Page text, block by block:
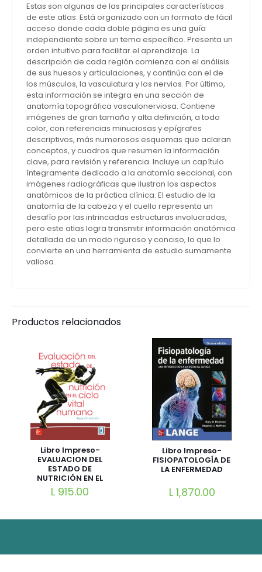
Estas son algunas de las principales características
de este atlas: Está organizado con un formato de fácil
acceso donde cada doble página es una guía
independiente sobre un tema específico. Presenta un
orden intuitivo para facilitar el aprendizaje. La
descripción de cada región comienza con el análisis
de sus huesos y articulaciones, y continúa con el de
los músculos, la vasculatura y los nervios. Por último,
esta información se integra en una sección de
anatomía topográfica vasculonerviosa. Contiene
imágenes de gran tamaño y alta definición, a todo
color, con referencias minuciosas y epígrafes
descriptivos, más numerosos esquemas que aclaran
conceptos, y cuadros que resumen la información
clave, para revisión y referencia. Incluye un capítulo
íntegramente dedicado a la anatomía seccional, con
imágenes radiográficas que ilustran los aspectos
anatómicos de la práctica clínica. El estudio de la
anatomía de la cabeza y el cuello representa un
desafío por las intrincadas estructuras involucradas,
pero este atlas logra transmitir información anatómica
detallada de un modo riguroso y conciso, lo que lo
convierte en una herramienta de estudio sumamente
valiosa.
Productos relacionados
Libro Impreso-
EVALUACION DEL
ESTADO DE
NUTRICIÓN EN EL
CICLO VITAL
HUMANO 2nd
L 915.00
Libro Impreso-
FISIOPATOLOGÍA DE
LA ENFERMEDAD
L1,870.00